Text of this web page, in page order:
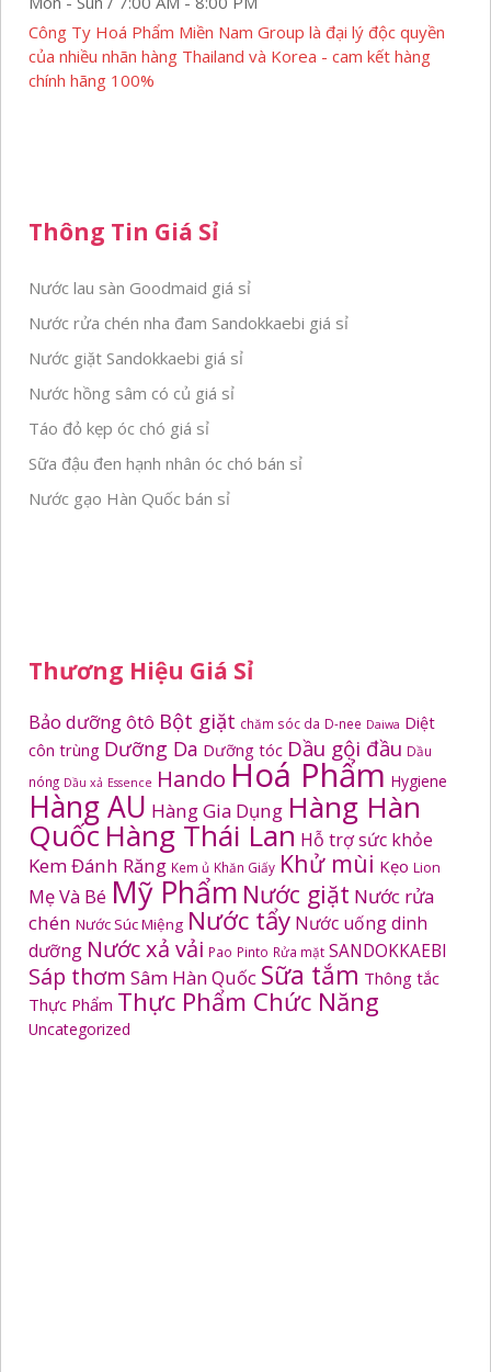
Công Ty Hoá Phẩm Miền Nam Group là đại lý độc quyền
của nhiều nhãn hàng Thailand và Korea - cam kết hàng
chính hãng 100%
Thông Tin Giá Sỉ
Nước lau sàn Goodmaid giá sỉ
Nước rửa chén nha đam Sandokkaebi giá sỉ
Nước giặt Sandokkaebi giá sỉ
Nước hồng sâm có củ giá sỉ
Táo đỏ kẹp óc chó giá sỉ
Sữa đậu đen hạnh nhân óc chó bán sỉ
Nước gạo Hàn Quốc bán sỉ
Thương Hiệu Giá Sỉ
Bảo dưỡng ôtô Bột giặt chăm sóc da D-nee Daiwa Diệt
côn trùng Dưỡng Da Dưỡng tóc Dầu gội đầu Dầu
nóng Dầu xả Essence Hando Hoá Phẩm Hygiene
Hàng AU Hàng Gia Dụng Hàng Hàn
Quốc Hàng Thái Lan Hỗ trợ sức khỏe
Kem Đánh Răng Kem ủ Khăn Giấy Khử mùi Kẹo Lion
Mẹ Và Bé Mỹ Phẩm Nước giặt Nước rửa
chén Nước Súc Miệng Nước tẩy Nước uống dinh
dưỡng Nước xả vải Pao Pinto Rửa mặt SANDOKKAEBI
Sáp thơm Sâm Hàn Quốc Sữa tắm Thông tắc
Thực Phẩm Thực Phẩm Chức Năng
Uncategorized